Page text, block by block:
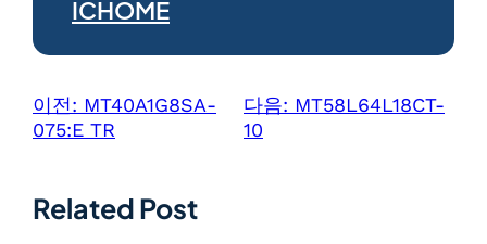
ICHOME
이전: MT40A1G8SA-
075:E TR
다음: MT58L64L18CT-
10
Related Post